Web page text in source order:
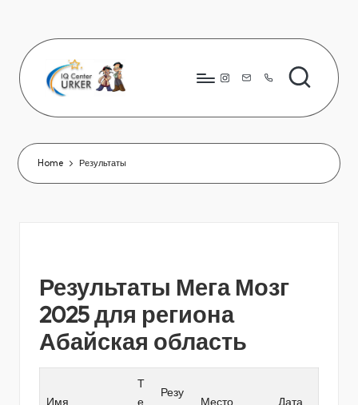
content
Instagram8776
80
Home Результаты
Результаты Мега Мозг
2025 для региона
Абайская область
Имя
Т
е
Резу
Место Дата